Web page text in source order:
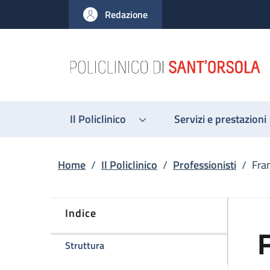
al contenuto principale
to footer content
Redazione
Il Policlinico Servizi e prestazioni
Briciole di pane
Home / Il Policlinico / Professionisti /
Indice
Strutturadella pagina Francesca Balsamo